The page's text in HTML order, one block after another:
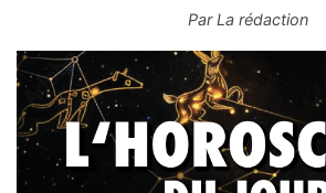
ParLa rédaction